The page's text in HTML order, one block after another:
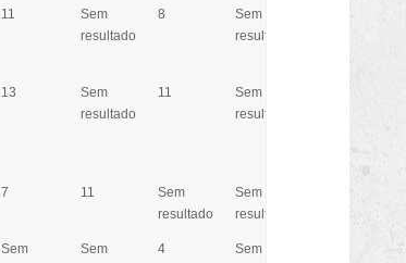
11
Sem
resultado
8
Sem
resultado
13
Sem
resultado
11
Sem
resultado
7 11
Sem
resultado
Sem
resultado
Sem Sem 4 Sem